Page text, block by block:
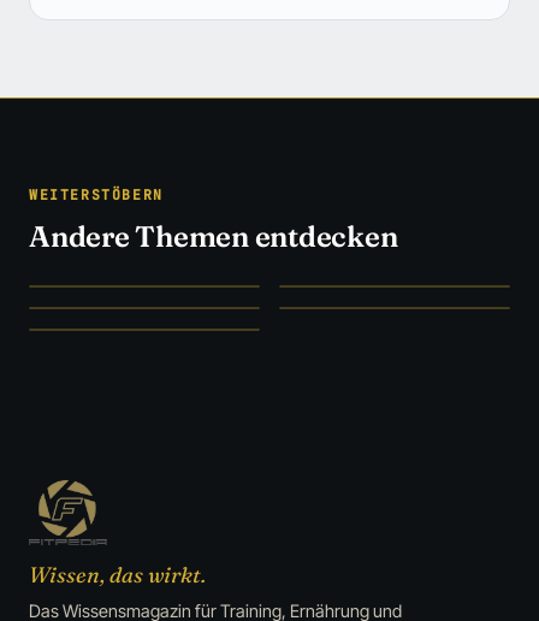
WEITERSTÖBERN
Andere Themen entdecken
SZENE UNFILTERED
Szene →
STUDIEN STATT HYPE
Ernährung
Supplements → Medizin →
Deals →
Wissen, das wirkt.
Das Wissensmagazin für Training, Ernährung und